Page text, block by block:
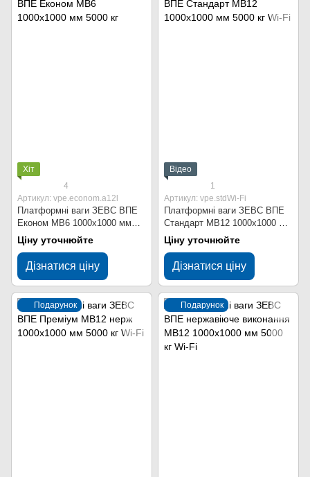
Хіт
4
Артикул: vpe.econom.a12l
Платформні ваги ЗЕВС ВПЕ
Економ МВ6 1000x1000 мм
5000 кг
Ціну уточнюйте
Дізнатися ціну
Відео
1
Артикул: vpe.stdWi-Fi
Платформні ваги ЗЕВС ВПЕ
Стандарт МВ12 1000x1000 мм
5000 кг Wi-Fi
Ціну уточнюйте
Дізнатися ціну
Подарунок Подарунок